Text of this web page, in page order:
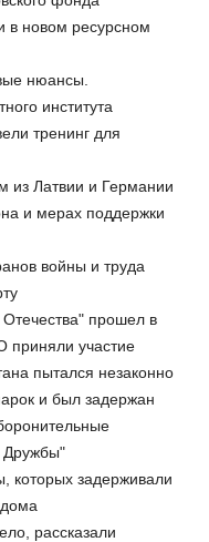
в новом ресурсном
нюансы.
института
тренинг для
из Латвии и Германии
и мерах поддержки
войны и труда
прошел в
приняли участие
пытался незаконно
и был задержан
Дружбы"
которых задерживали
рассказали